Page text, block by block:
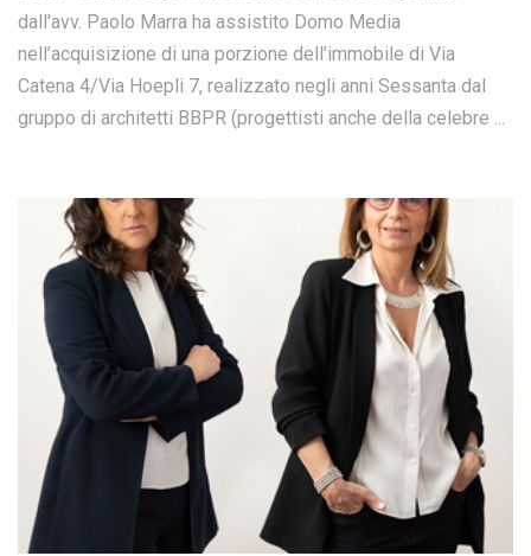
dall'avv. Paolo Marra ha assistito Domo Media
nell’acquisizione di una porzione dell’immobile di Via
Catena 4/Via Hoepli 7, realizzato negli anni Sessanta dal
gruppo di architetti BBPR (progettisti anche della celebre ...